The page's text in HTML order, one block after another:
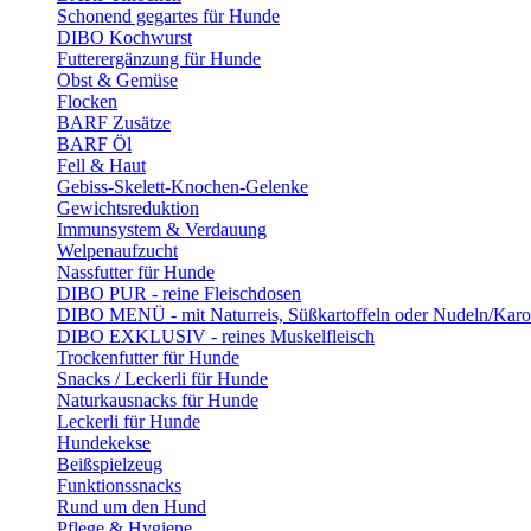
Schonend gegartes für Hunde
DIBO Kochwurst
Futterergänzung für Hunde
Obst & Gemüse
Flocken
BARF Zusätze
BARF Öl
Fell & Haut
Gebiss-Skelett-Knochen-Gelenke
Gewichtsreduktion
Immunsystem & Verdauung
Welpenaufzucht
Nassfutter für Hunde
DIBO PUR - reine Fleischdosen
DIBO MENÜ - mit Naturreis, Süßkartoffeln oder Nudeln/
DIBO EXKLUSIV - reines Muskelfleisch
Trockenfutter für Hunde
Snacks / Leckerli für Hunde
Naturkausnacks für Hunde
Leckerli für Hunde
Hundekekse
Beißspielzeug
Funktionssnacks
Rund um den Hund